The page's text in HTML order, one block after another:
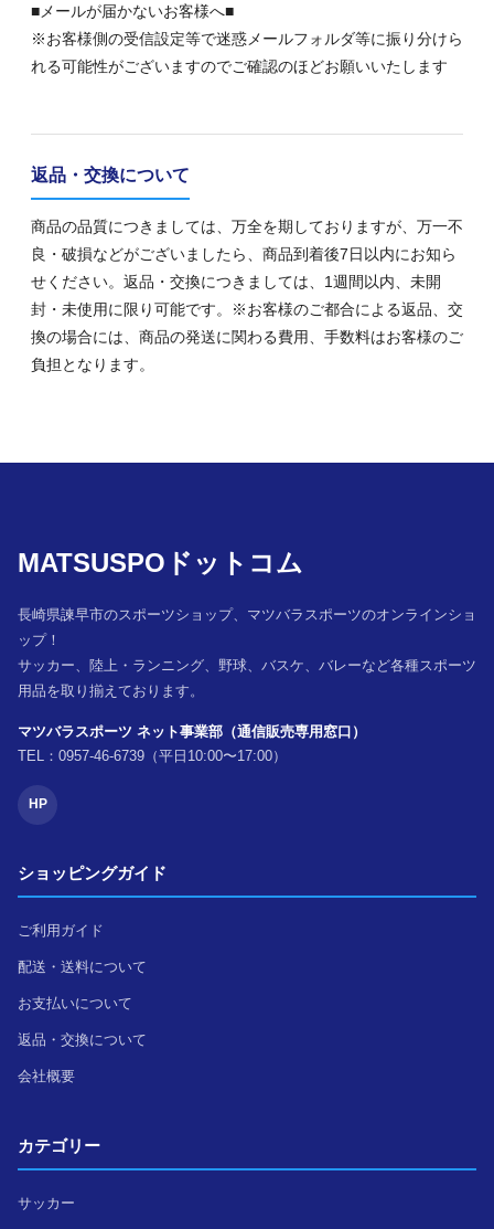
■メールが届かないお客様へ■
※お客様側の受信設定等で迷惑メールフォルダ等に振り分けら
れる可能性がございますのでご確認のほどお願いいたします
返品・交換について
商品の品質につきましては、万全を期しておりますが、万一不
良・破損などがございましたら、商品到着後7日以内にお知ら
せください。返品・交換につきましては、1週間以内、未開
封・未使用に限り可能です。※お客様のご都合による返品、交
換の場合には、商品の発送に関わる費用、手数料はお客様のご
負担となります。
MATSUSPOドットコム
長崎県諫早市のスポーツショップ、マツバラスポーツのオンラインショ
ップ！
サッカー、陸上・ランニング、野球、バスケ、バレーなど各種スポーツ
用品を取り揃えております。
マツバラスポーツ ネット事業部（通信販売専用窓口）
TEL：0957-46-6739（平日10:00〜17:00）
HP
ショッピングガイド
ご利用ガイド
配送・送料について
お支払いについて
返品・交換について
会社概要
カテゴリー
サッカー